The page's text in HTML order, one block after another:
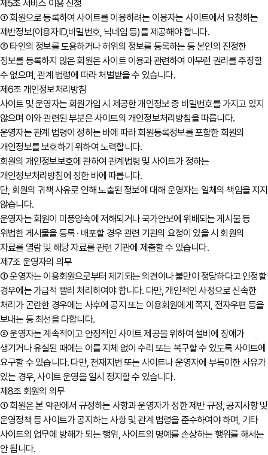
제5조 서비스 이용 신청
① 회원으로 등록하여 사이트를 이용하려는 이용자는 사이트에서 요청하는
제반정보(이용자ID,비밀번호, 닉네임 등)를 제공해야 합니다.
② 타인의 정보를 도용하거나 허위의 정보를 등록하는 등 본인의 진정한
정보를 등록하지 않은 회원은 사이트 이용과 관련하여 아무런 권리를 주장할
수 없으며, 관계 법령에 따라 처벌받을 수 있습니다.
제6조 개인정보처리방침
사이트 및 운영자는 회원가입 시 제공한 개인정보 중 비밀번호를 가지고 있지
않으며 이와 관련된 부분은 사이트의 개인정보처리방침을 따릅니다.
운영자는 관계 법령이 정하는 바에 따라 회원등록정보를 포함한 회원의
개인정보를 보호하기 위하여 노력합니다.
회원의 개인정보보호에 관하여 관계법령 및 사이트가 정하는
개인정보처리방침에 정한 바에 따릅니다.
단, 회원의 귀책 사유로 인해 노출된 정보에 대해 운영자는 일체의 책임을 지지
않습니다.
운영자는 회원이 미풍양속에 저해되거나 국가안보에 위배되는 게시물 등
위법한 게시물을 등록 · 배포할 경우 관련 기관의 요청이 있을 시 회원의
자료를 열람 및 해당 자료를 관련 기관에 제출할 수 있습니다.
제7조 운영자의 의무
① 운영자는 이용회원으로부터 제기되는 의견이나 불만이 정당하다고 인정할
경우에는 가급적 빨리 처리하여야 합니다. 다만, 개인적인 사정으로 신속한
처리가 곤란한 경우에는 사후에 공지 또는 이용회원에게 쪽지, 전자우편 등을
보내는 등 최선을 다합니다.
② 운영자는 계속적이고 안정적인 사이트 제공을 위하여 설비에 장애가
생기거나 유실된 때에는 이를 지체 없이 수리 또는 복구할 수 있도록 사이트에
요구할 수 있습니다. 다만, 천재지변 또는 사이트나 운영자에 부득이한 사유가
있는 경우, 사이트 운영을 일시 정지할 수 있습니다.
제8조 회원의 의무
① 회원은 본 약관에서 규정하는 사항과 운영자가 정한 제반 규정, 공지사항 및
운영정책 등 사이트가 공지하는 사항 및 관계 법령을 준수하여야 하며, 기타
사이트의 업무에 방해가 되는 행위, 사이트의 명예를 손상하는 행위를 해서는
안 됩니다.